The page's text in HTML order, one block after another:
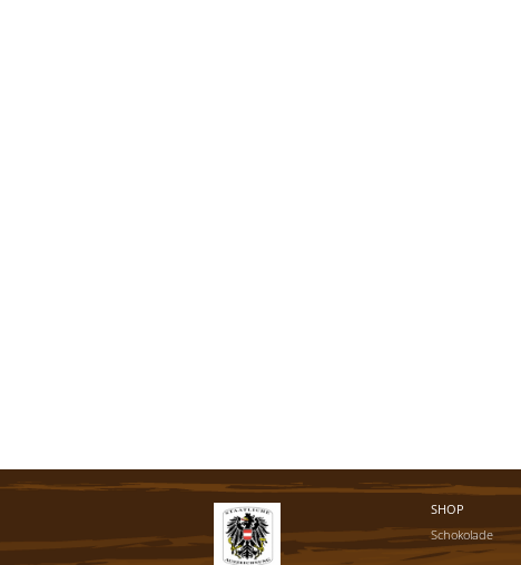
SHOP
Schokolade